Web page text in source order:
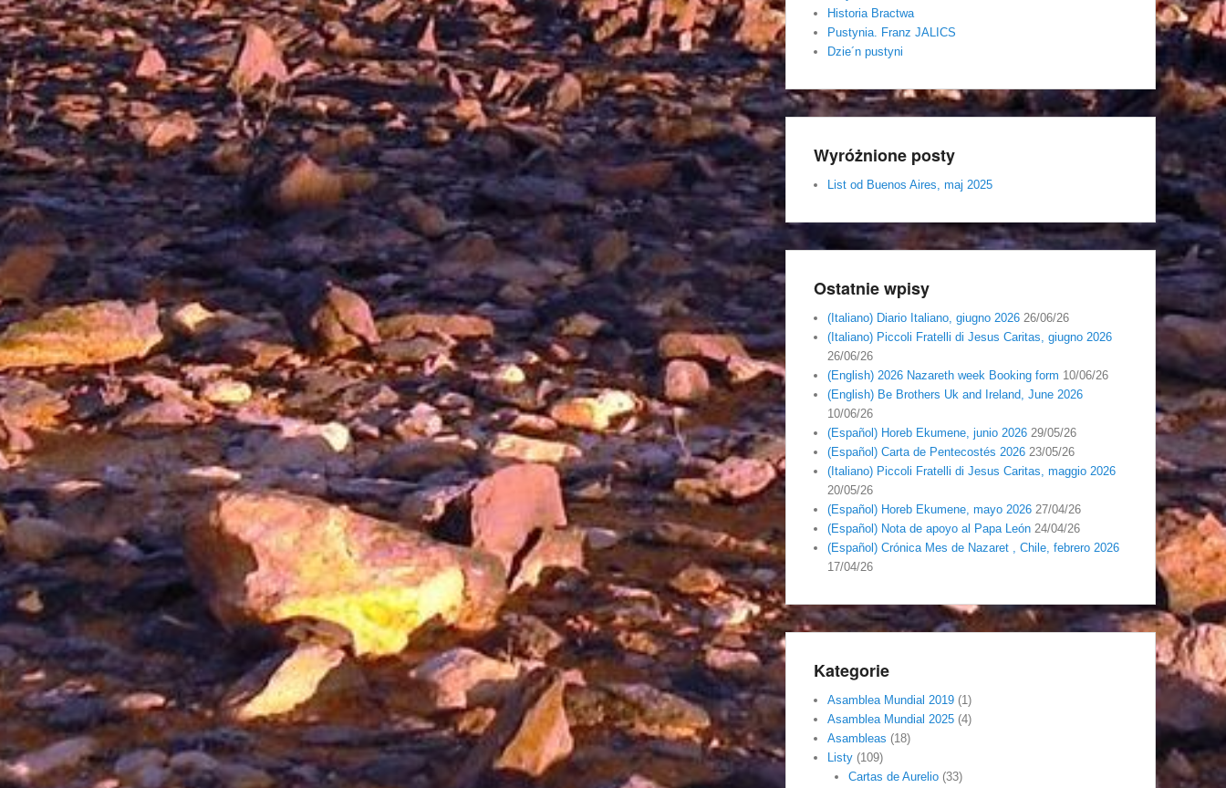
Historia Bractwa
Pustynia. Franz JALICS
Dzie´n pustyni
Wyróżnione posty
List od Buenos Aires, maj 2025
Ostatnie wpisy
(Italiano) Diario Italiano, giugno 2026 26/06/26
(Italiano) Piccoli Fratelli di Jesus Caritas, giugno 2026
26/06/26
(English) 2026 Nazareth week Booking form 10/06/26
(English) Be Brothers Uk and Ireland, June 2026
10/06/26
(Español) Horeb Ekumene, junio 2026 29/05/26
(Español) Carta de Pentecostés 2026 23/05/26
(Italiano) Piccoli Fratelli di Jesus Caritas, maggio 2026
20/05/26
(Español) Horeb Ekumene, mayo 2026 27/04/26
(Español) Nota de apoyo al Papa León 24/04/26
(Español) Crónica Mes de Nazaret , Chile, febrero 2026
17/04/26
Kategorie
Asamblea Mundial 2019 (1)
Asamblea Mundial 2025 (4)
Asambleas (18)
Listy (109)
Cartas de Aurelio(33)